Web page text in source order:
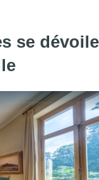
: les pistes
se dévoile